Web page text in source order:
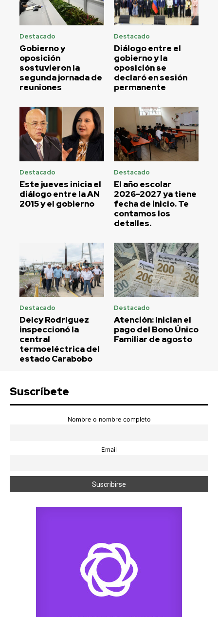
Destacado
Gobierno y
oposición
sostuvieron la
segunda jornada de
reuniones
Destacado
Diálogo entre el
gobierno y la
oposición se
declaró en sesión
permanente
Destacado
Este jueves inicia el
diálogo entre la AN
2015 y el gobierno
Destacado
El año escolar
2026-2027 ya tiene
fecha de inicio. Te
contamos los
detalles.
Destacado
Delcy Rodríguez
inspeccionó la
central
termoeléctrica del
estado Carabobo
Destacado
Atención: Inician el
pago del Bono Único
Familiar de agosto
Suscríbete
Nombre o nombre completo
Email